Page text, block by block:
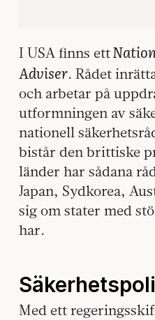
I USA finns ett
Adviser. Rådet
och arbetar på
utformningen av
nationell
bistår den brittiske
länder har sådana
Japan, Sydkorea,
sig om stater med
har.
Med ett